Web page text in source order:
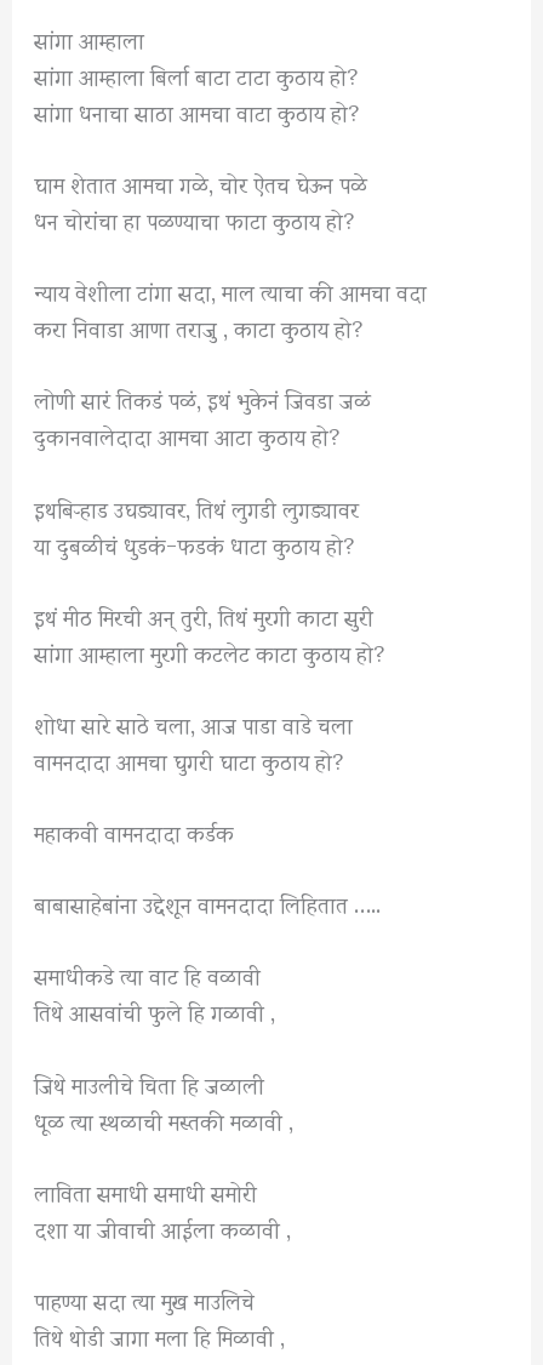
सांगा आम्हाला
सांगा आम्हाला बिर्ला बाटा टाटा कुठाय हो?
सांगा धनाचा साठा आमचा वाटा कुठाय हो?
घाम शेतात आमचा गळे, चोर ऐतच घेऊन पळे
धन चोरांचा हा पळण्याचा फाटा कुठाय हो?
न्याय वेशीला टांगा सदा, माल त्याचा की आमचा वदा
करा निवाडा आणा तराजु , काटा कुठाय हो?
लोणी सारं तिकडं पळं, इथं भुकेनं जिवडा जळं
दुकानवालेदादा आमचा आटा कुठाय हो?
इथबिऱ्‍हाड उघड्यावर, तिथं लुगडी लुगड्यावर
या दुबळीचं धुडकं-फडकं धाटा कुठाय हो?
इथं मीठ मिरची अन् तुरी, तिथं मुरगी काटा सुरी
सांगा आम्हाला मुरगी कटलेट काटा कुठाय हो?
शोधा सारे साठे चला, आज पाडा वाडे चला
वामनदादा आमचा घुगरी घाटा कुठाय हो?
महाकवी वामनदादा कर्डक
बाबासाहेबांना उद्देशून वामनदादा लिहितात …..
समाधीकडे त्या वाट हि वळावी
तिथे आसवांची फुले हि गळावी ,
जिथे माउलीचे चिता हि जळाली
धूळ त्या स्थळाची मस्तकी मळावी ,
लाविता समाधी समाधी समोरी
दशा या जीवाची आईला कळावी ,
पाहण्या सदा त्या मुख माउलिचे
तिथे थोडी जागा मला हि मिळावी ,